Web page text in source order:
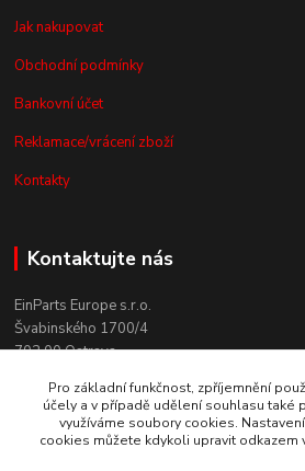
Jak nakupovat
Obchodní podmínky
Bankovní účet
Reklamace/vrácení zboží
Kontakty
Kontaktujte nás
EinParts Europe s.r.o.
Švabinského 1700/4
702 00 Ostrava
+420 558 080 004
(po. - pá. 9:00-13:00)
obchod@einparts.cz
Pro základní funkčnost, zpříjemnění
účely a v případě udělení souhlasu také
využíváme soubory cookies.
cookies můžete kdykoli upravit odkazem